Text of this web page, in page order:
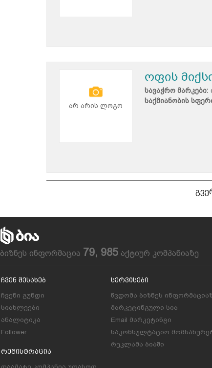
არ არის ლოგო
ოფის
სავაჭრო მარკები:
საქმიანობის
ბიზნეს ინფორმაცია 79, 985 აქტიურ კომპანიაზე
Ჩვენ Შესახებ
ჩვენი გუნდი
სიახლეები
ანალიტიკა
Follower
Რეგისტრაცია
Სერვისები
წვდომა ბიზნეს
მარკეტინგული სია
Email მარკეტინგი
საკონსულტაციო
რეკლამა ბიაში